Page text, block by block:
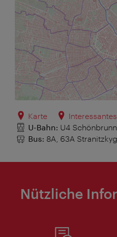
Karte
U-Bahn: U4 Schönbrunn
Bus: 8A, 63A
Nützliche